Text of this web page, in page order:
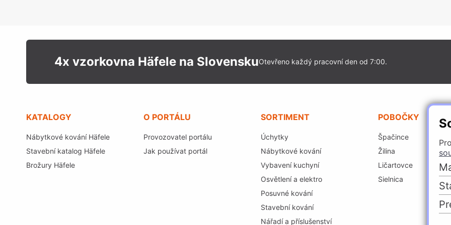
4x vzorkovna Häfele na SlovenskuOtevřeno každý pracovní den od 7:00.
KATALOGY
Nábytkové kování Häfele
Stavební katalog Häfele
Brožury Häfele
O PORTÁLU
Provozovatel portálu
Jak používat portál
SORTIMENT
Úchytky
Nábytkové kování
Vybavení kuchyní
Osvětlení a elektro
Posuvné kování
Stavební kování
Nářadí a příslušenství
POBOČKY
Špačince
Žilina
Ličartovce
Sielnica